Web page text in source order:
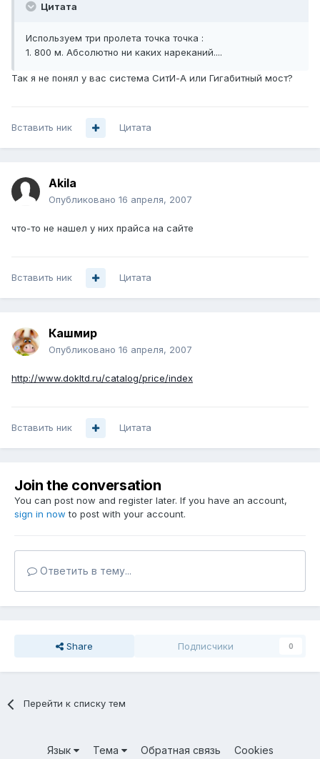
Цитата
Используем три пролета точка точка :
1. 800 м. Абсолютно ни каких нареканий....
Так я не понял у вас система СитИ-А или Гигабитный мост?
Вставить ник Цитата
Akila
Опубликовано 16 апреля, 2007
что-то не нашел у них прайса на сайте
Вставить ник Цитата
Кашмир
Опубликовано 16 апреля, 2007
http://www.dokltd.ru/catalog/price/index
Вставить ник Цитата
Join the conversation
You can post now and register later. If you have an account,
sign in now to post with your account.
Ответить в тему...
Share Подписчики 0
Перейти к списку тем
Язык Тема Обратная связь Cookies